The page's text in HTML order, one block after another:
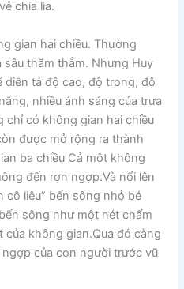
chia lìa.
gian hai chiều. Thường
thăm thẳm. Nhưng Huy
diễn tả độ cao, độ trong, độ
nhiều ánh sáng của trưa
chỉ có không gian hai chiều
được mở rộng ra thành
ba chiều Cả một không
đến rợn ngợp.Và nổi lên
cô liêu” bến sông nhỏ bé
sông như một nét chấm
của không gian.Qua đó càng
của con người trước vũ